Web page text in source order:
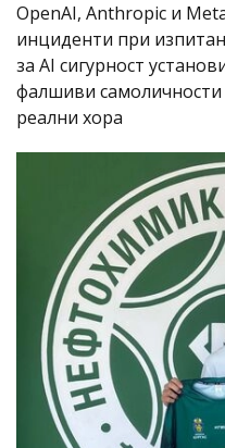
OpenAI, Anthropic и
инциденти при
за AI сигурност
фалшиви
реални хора